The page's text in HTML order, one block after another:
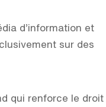
d’information et
sur des
qui renforce le droit